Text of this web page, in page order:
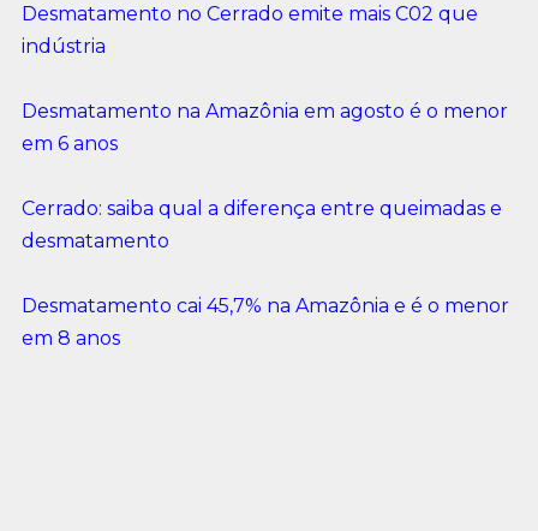
Desmatamento no Cerrado emite mais C02 que
indústria
Desmatamento na Amazônia em agosto é o menor
em 6 anos
Cerrado: saiba qual a diferença entre queimadas e
desmatamento
Desmatamento cai 45,7% na Amazônia e é o menor
em 8 anos